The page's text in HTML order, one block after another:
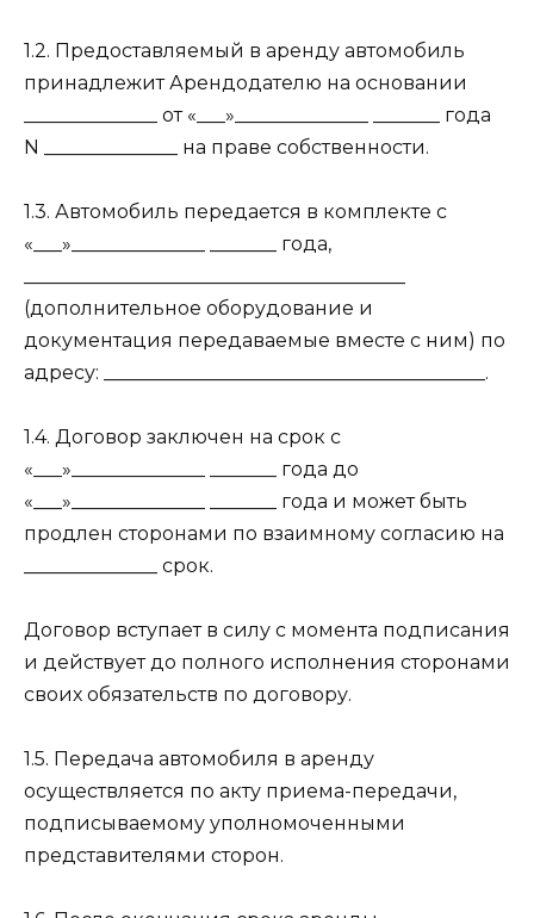
1.2. Предоставляемый в аренду автомобиль
принадлежит Арендодателю на основании
______________ от «___»______________ _______ года
N ______________ на праве собственности.
1.3. Автомобиль передается в комплекте с
«___»______________ _______ года,
(дополнительное оборудование и
документация передаваемые вместе с ним) по
адресу: ________________________________________.
1.4. Договор заключен на срок с
«___»______________ _______ года до
«___»______________ _______ года и может быть
продлен сторонами по взаимному согласию на
______________ срок.
Договор вступает в силу с момента подписания
и действует до полного исполнения сторонами
своих обязательств по договору.
1.5. Передача автомобиля в аренду
осуществляется по акту приема-передачи,
подписываемому уполномоченными
представителями сторон.